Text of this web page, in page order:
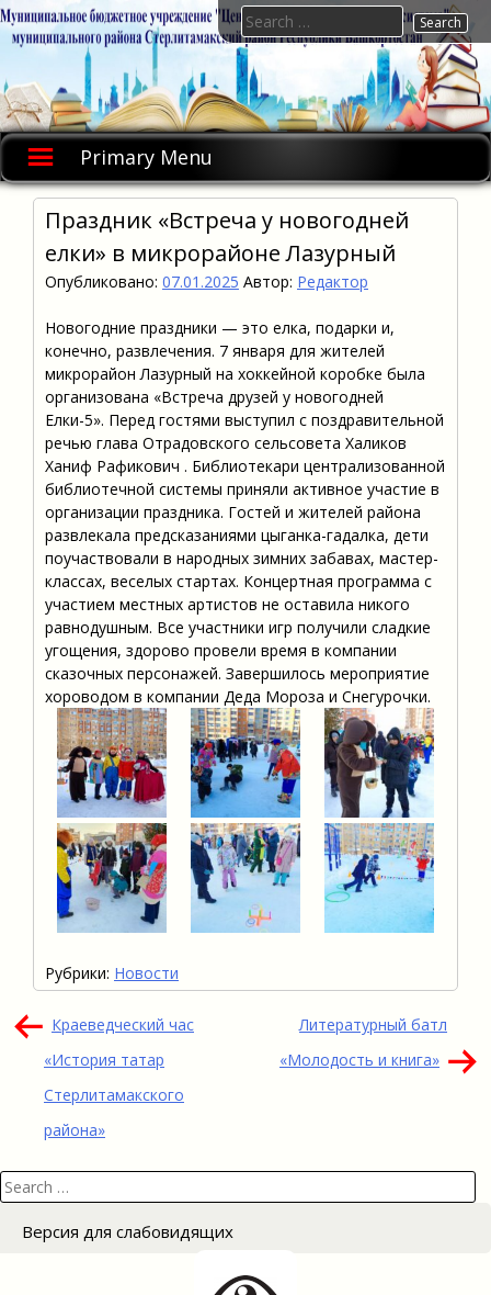
Skip
to
Primary Menu
Search
for:
Праздник «Встреча у новогодней
елки» в микрорайоне Лазурный
Опубликовано: 07.01.2025 Автор: Редактор
Новогодние праздники — это елка, подарки и,
конечно, развлечения. 7 января для жителей
микрорайон Лазурный на хоккейной коробке была
организована «Встреча друзей у новогодней
Елки-5». Перед гостями выступил с поздравительной
речью глава Отрадовского сельсовета Халиков
Ханиф Рафикович . Библиотекари централизованной
библиотечной системы приняли активное участие в
организации праздника. Гостей и жителей района
развлекала предсказаниями цыганка-гадалка, дети
поучаствовали в народных зимних забавах, мастер-
классах, веселых стартах. Концертная программа с
участием местных артистов не оставила никого
равнодушным. Все участники игр получили сладкие
угощения, здорово провели время в компании
сказочных персонажей. Завершилось мероприятие
хороводом в компании Деда Мороза и Снегурочки.
Рубрики: Новости
Навигация
по
записям
Краеведческий час
«История татар
Стерлитамакского
района»
Литературный батл
«Молодость и книга»
Search
for:
Версия для слабовидящих